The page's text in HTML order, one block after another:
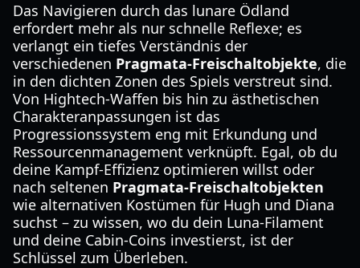
Das Navigieren durch das lunare Ödland
erfordert mehr als nur schnelle Reflexe; es
verlangt ein tiefes Verständnis der
verschiedenen Pragmata-Freischaltobjekte, die
in den dichten Zonen des Spiels verstreut sind.
Von Hightech-Waffen bis hin zu ästhetischen
Charakteranpassungen ist das
Progressionssystem eng mit Erkundung und
Ressourcenmanagement verknüpft. Egal, ob du
deine Kampf-Effizienz optimieren willst oder
nach seltenen Pragmata-Freischaltobjekten
wie alternativen Kostümen für Hugh und Diana
suchst – zu wissen, wo du dein Luna-Filament
und deine Cabin-Coins investierst, ist der
Schlüssel zum Überleben.